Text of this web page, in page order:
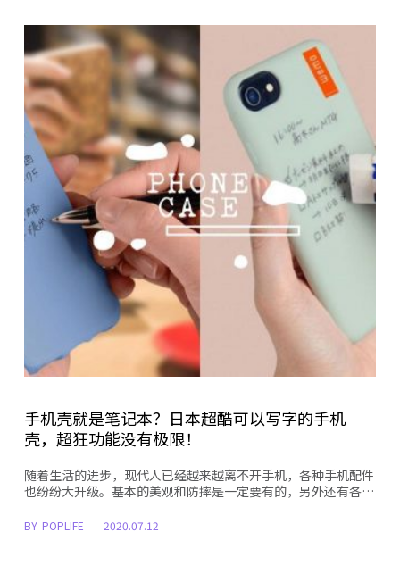
手机壳就是笔记本？日本超酷可以写字的手机
壳，超狂功能没有极限！
随着生活的进步，现代人已经越来越离不开手机，各种手机配件
也纷纷大升级。基本的美观和防摔是一定要有的，另外还有各…
BY POPLIFE 2020.07.12